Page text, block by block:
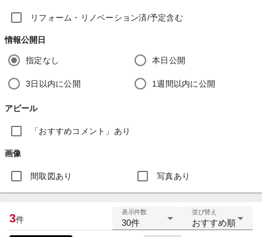
リフォーム・リノベーション済/予定含む
情報公開日
指定なし 本日公開
3日以内に公開 1週間以内に公開
アピール
「おすすめコメント」あり
画像
間取図あり 写真あり
3件
表示件数
30件
並び替え
おすすめ順